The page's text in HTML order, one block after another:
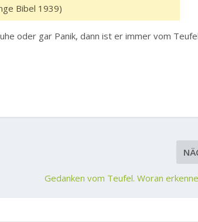
Bibel 1939)
oder gar Panik, dann ist er immer vom
Gedanken vom Teufel. Woran